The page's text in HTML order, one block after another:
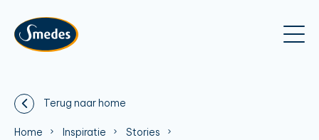
Terug naar home
Home Inspiratie
Stories